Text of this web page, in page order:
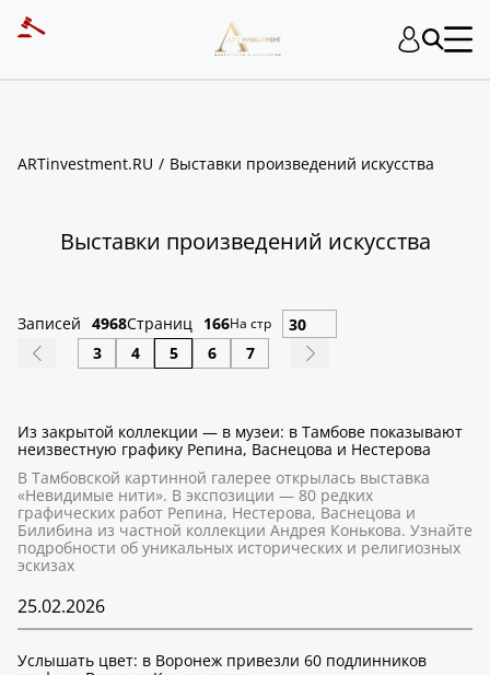
ARTinvestment.RU Выставки произведений искусства
Выставки произведений искусства
Записей 4968Страниц 166На стр
3 4 5 6 7
Из закрытой коллекции — в музеи: в Тамбове показывают
неизвестную графику Репина, Васнецова и Нестерова
В Тамбовской картинной галерее открылась выставка
«Невидимые нити». В экспозиции — 80 редких
графических работ Репина, Нестерова, Васнецова и
Билибина из частной коллекции Андрея Конькова. Узнайте
подробности об уникальных исторических и религиозных
эскизах
25.02.2026
Услышать цвет: в Воронеж привезли 60 подлинников